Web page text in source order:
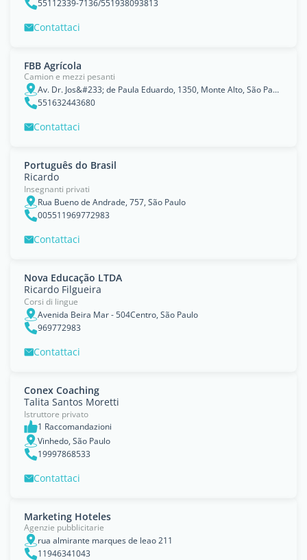
55112339-7136/551938093813
Contattaci
FBB Agrícola
Camion e mezzi pesanti
Av. Dr. Jos&#233; de Paula Eduardo, 1350, Monte Alto, São Paulo
551632443680
Contattaci
Português do Brasil
Ricardo
Insegnanti privati
Rua Bueno de Andrade, 757, São Paulo
005511969772983
Contattaci
Nova Educação LTDA
Ricardo Filgueira
Corsi di lingue
Avenida Beira Mar - 504Centro, São Paulo
969772983
Contattaci
Conex Coaching
Talita Santos Moretti
Istruttore privato
1 Raccomandazioni
Vinhedo, São Paulo
19997868533
Contattaci
Marketing Hoteles
Agenzie pubblicitarie
rua almirante marques de leao 211
11946341043